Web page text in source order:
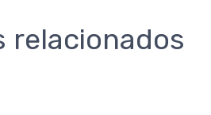
relacionados